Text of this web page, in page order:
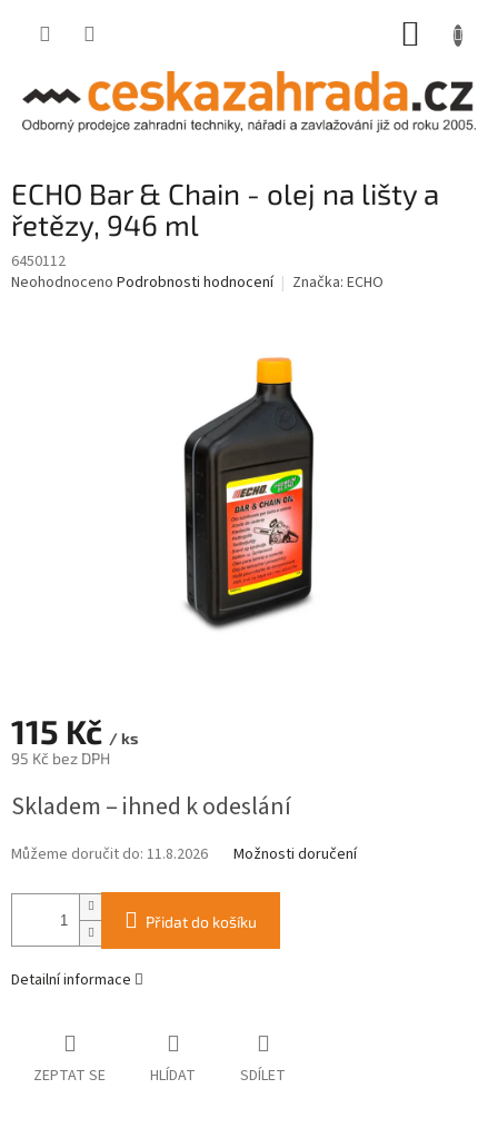
ECHO Bar & Chain - olej na lišty a
řetězy, 946 ml
6450112
Průměrné
Neohodnoceno Podrobnosti hodnocení Značka: ECHO
115 Kč / ks
95 Kč bez DPH
cena:
Skladem – ihned k odeslání
Můžeme doručit do: 11.8.2026 Možnosti doručení
Přidat do košíku
Detailní informace
ZEPTAT SE HLÍDAT SDÍLET